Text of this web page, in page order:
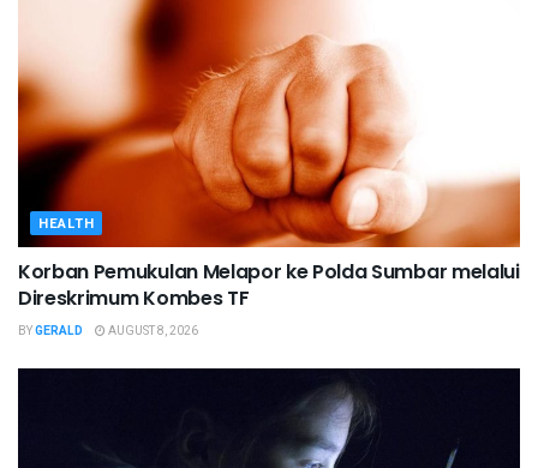
HEALTH
Korban Pemukulan Melapor ke Polda Sumbar melalui
Direskrimum Kombes TF
BYGERALD AUGUST 8, 2026